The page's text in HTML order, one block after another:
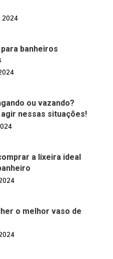
2024
banheiros
ou vazando?
nessas situações!
a lixeira ideal
o melhor vaso de